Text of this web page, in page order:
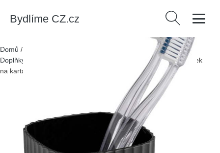
Bydlíme CZ.cz Vyhledávání
Domů /
> Bytové doplňky > Doplňky do koupelny >
Doplňky k umyvadlu > Kelímky na zubní kartáčky/ Černý kelímek
na kartáčky Wenko Rotello